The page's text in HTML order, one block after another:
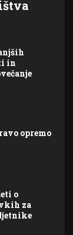
in
opremo
o
za